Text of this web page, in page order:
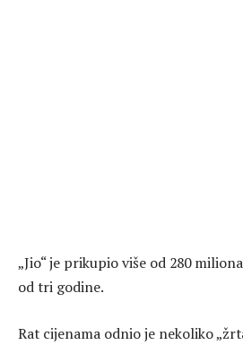
„Jio“ je prikupio više od 280
od tri godine.
Rat cijenama odnio je nekoliko